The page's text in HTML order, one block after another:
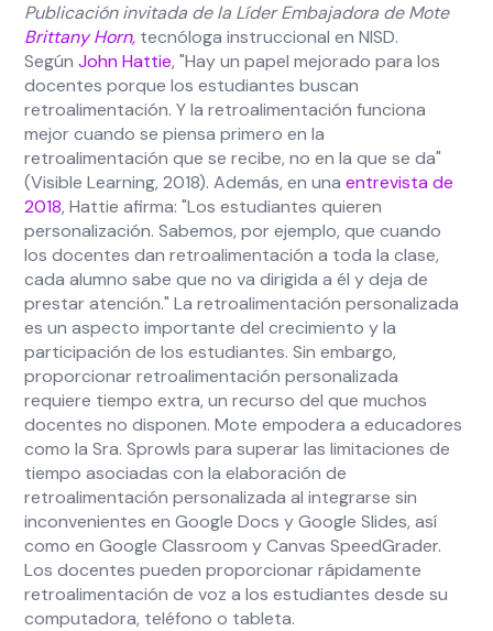
Publicación invitada de la Líder Embajadora de Mote
Brittany Horn, tecnóloga instruccional en NISD.
SegúnJohn Hattie, "Hay un papel mejorado para los
docentes porque los estudiantes buscan
retroalimentación. Y la retroalimentación funciona
mejor cuando se piensa primero en la
retroalimentación que se recibe, no en la que se da"
(Visible Learning, 2018). Además, en unaentrevista de
2018, Hattie afirma: "Los estudiantes quieren
personalización. Sabemos, por ejemplo, que cuando
los docentes dan retroalimentación a toda la clase,
cada alumno sabe que no va dirigida a él y deja de
prestar atención." La retroalimentación personalizada
es un aspecto importante del crecimiento y la
participación de los estudiantes. Sin embargo,
proporcionar retroalimentación personalizada
requiere tiempo extra, un recurso del que muchos
docentes no disponen. Mote empodera a educadores
como la Sra. Sprowls para superar las limitaciones de
tiempo asociadas con la elaboración de
retroalimentación personalizada al integrarse sin
inconvenientes en Google Docs y Google Slides, así
como en Google Classroom y Canvas SpeedGrader.
Los docentes pueden proporcionar rápidamente
retroalimentación de voz a los estudiantes desde su
computadora, teléfono o tableta.